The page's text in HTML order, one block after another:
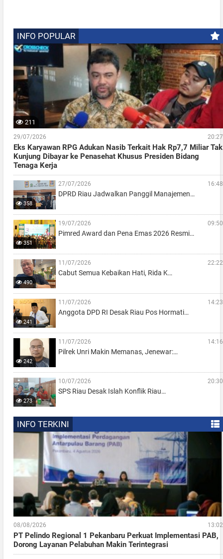
INFO POPULAR
211
29/07/2026 20:27
Eks Karyawan RPG Adukan Nasib Terkait Hak Rp7,7 Miliar Tak
Kunjung Dibayar ke Penasehat Khusus Presiden Bidang
Tenaga Kerja
358
27/07/2026 16:48
DPRD Riau Jadwalkan Panggil Manajemen…
351
19/07/2026 09:50
Pimred Award dan Pena Emas 2026 Resmi…
490
11/07/2026 22:22
Cabut Semua Kebaikan Hati, Rida K…
241
11/07/2026 14:23
Anggota DPD RI Desak Riau Pos Hormati…
242
11/07/2026 14:16
Pilrek Unri Makin Memanas, Jenewar:…
273
10/07/2026 20:30
SPS Riau Desak Islah Konflik Riau…
INFO TERKINI
08/08/2026 13:02
PT Pelindo Regional 1 Pekanbaru Perkuat Implementasi PAB,
Dorong Layanan Pelabuhan Makin Terintegrasi